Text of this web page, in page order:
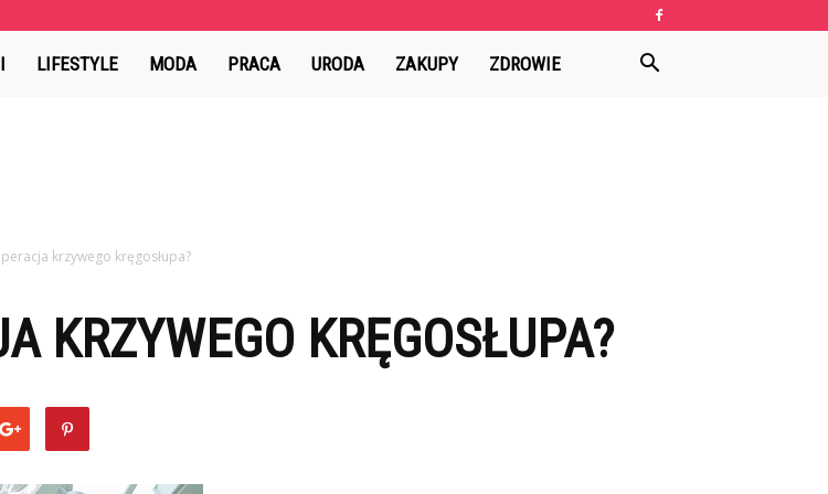
LIFESTYLE MODA PRACA URODA ZAKUPY ZDROWIE
krzywego kręgosłupa?
KRZYWEGO KRĘGOSŁUPA?